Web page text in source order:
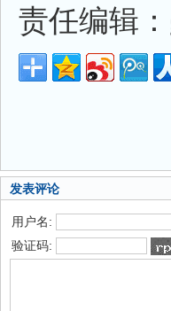
责任编辑：
发表评论
用户名:
验证码: